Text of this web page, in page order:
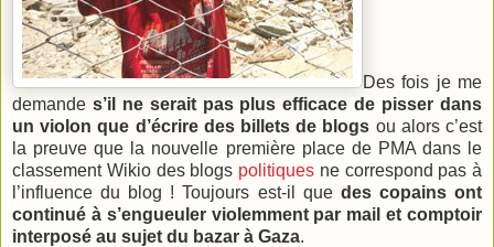
Des fois je me
demande s’il ne serait pas plus efficace de pisser dans
un violon que d’écrire des billets de blogs ou alors c’est
la preuve que la nouvelle première place de PMA dans le
classement Wikio des blogs politiques ne correspond pas à
l’influence du blog ! Toujours est-il que des copains ont
continué à s’engueuler violemment par mail et comptoir
interposé au sujet du bazar à Gaza.